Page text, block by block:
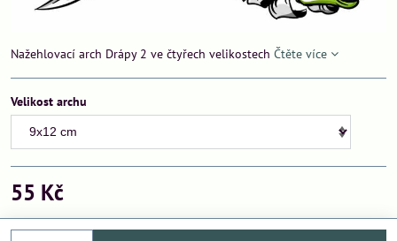
Nažehlovací arch Drápy 2 ve čtyřech velikostech Čtěte více
Velikost archu
55 Kč